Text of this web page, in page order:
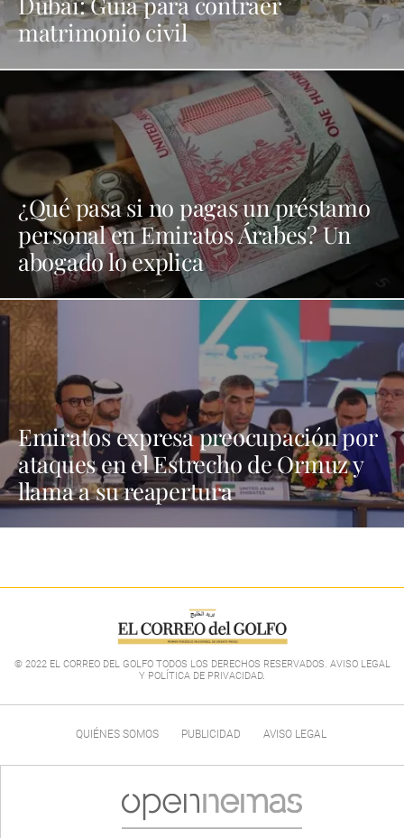
matrimonio civil
¿Qué pasa si no pagas un préstamo
personal en Emiratos Árabes? Un
abogado lo explica
Emiratos expresa preocupación por
ataques en el Estrecho de Ormuz y
llama a su reapertura
© 2022 EL CORREO DEL GOLFO TODOS LOS DERECHOS RESERVADOS. AVISO LEGAL
Y POLÍTICA DE PRIVACIDAD.
QUIÉNES SOMOS PUBLICIDAD AVISO LEGAL